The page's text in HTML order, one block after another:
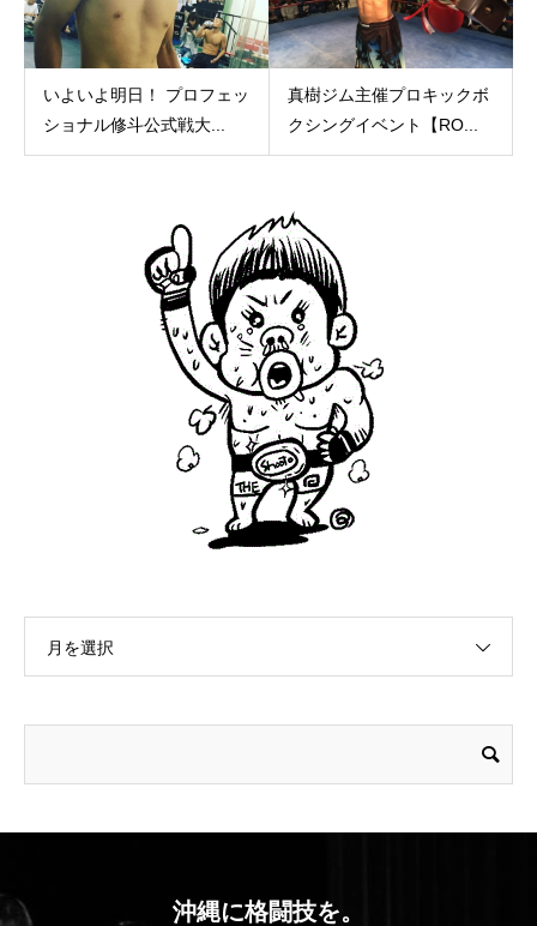
いよいよ明日！ プロフェッ
ショナル修斗公式戦大...
真樹ジム主催プロキックボ
クシングイベント【RO...
月を選択
沖縄に格闘技を。